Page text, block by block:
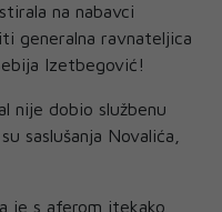
na nabavci
generalna ravnateljica
Izetbegović!
nije dobio službenu
saslušanja Novalića,
je s aferom itekako